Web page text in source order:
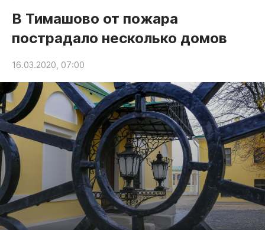
Статьи
Народные новости
Авто и транспорт
Благоустройство
Криминал
Культура
Недвижимость и ЖКХ
Образование
Общество
Погода
Праздники
В Тимашово от пожара
пострадало несколько домов
16.03.2020, 07:00